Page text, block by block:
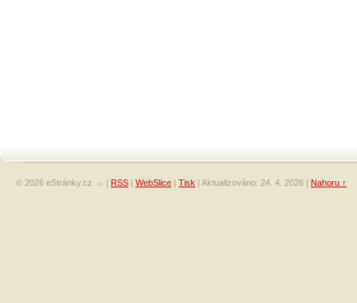
© 2026 eStránky.cz | RSS | WebSlice | Tisk | Aktualizováno: 24. 4. 2026 | Nahoru ↑